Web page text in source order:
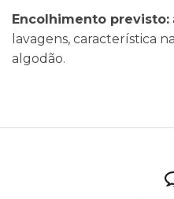
Encolhimento previsto:
lavagens, característica
algodão.